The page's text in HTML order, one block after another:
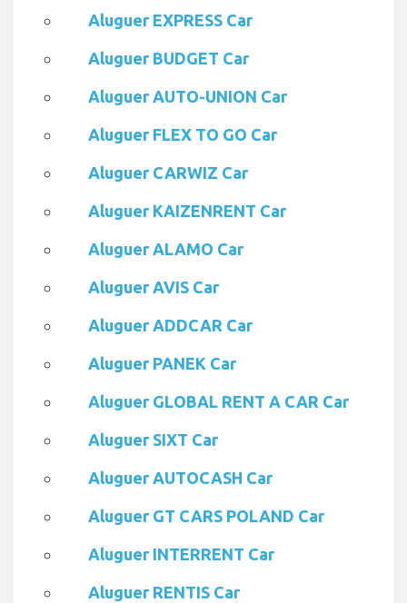
Aluguer EXPRESS Car
Aluguer BUDGET Car
Aluguer AUTO-UNION Car
Aluguer FLEX TO GO Car
Aluguer CARWIZ Car
Aluguer KAIZENRENT Car
Aluguer ALAMO Car
Aluguer AVIS Car
Aluguer ADDCAR Car
Aluguer PANEK Car
Aluguer GLOBAL RENT A CAR Car
Aluguer SIXT Car
Aluguer AUTOCASH Car
Aluguer GT CARS POLAND Car
Aluguer INTERRENT Car
Aluguer RENTIS Car